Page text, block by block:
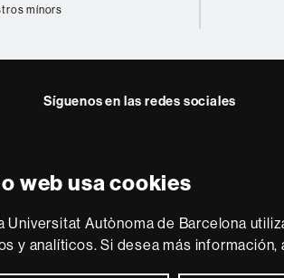
web usa cookies
Universitat Autònoma de Barcelona
y analíticos. Si desea más información,
mínors
Síguenos en las redes sociales
FFLFFLFFL
Aviso legal